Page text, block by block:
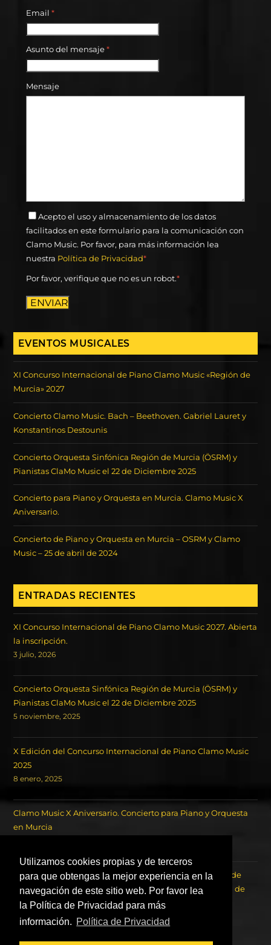
Utilizamos cookies propias y de terceros
para que obtengas la mejor experiencia en la
navegación de este sitio web. Por favor lea
la Política de Privacidad para más
información. Política de Privacidad
Email *
Asunto del mensaje*
Mensaje
Acepto el uso y almacenamiento de los datos
facilitados en este formulario para la comunicación con
Clamo Music. Por favor, para más información lea
nuestra Política de Privacidad*
Por favor, verifique que no es un robot.*
ENVIAR
EVENTOS MUSICALES
XI Concurso Internacional de Piano Clamo Music «Región de
Murcia» 2027
Concierto Clamo Music. Bach – Beethoven. Gabriel Lauret y
Konstantinos Destounis
Concierto Orquesta Sinfónica Región de Murcia (ÖSRM) y
Pianistas ClaMo Music el 22 de Diciembre 2025
Concierto para Piano y Orquesta en Murcia. Clamo Music X
Aniversario.
Concierto de Piano y Orquesta en Murcia – OSRM y Clamo
Music – 25 de abril de 2024
ENTRADAS RECIENTES
XI Concurso Internacional de Piano Clamo Music 2027. Abierta
la inscripción.
3 julio, 2026
Concierto Orquesta Sinfónica Región de Murcia (ÖSRM) y
Pianistas ClaMo Music el 22 de Diciembre 2025
5 noviembre, 2025
X Edición del Concurso Internacional de Piano Clamo Music
2025
8 enero, 2025
Clamo Music X Aniversario. Concierto para Piano y Orquesta
en Murcia
Concierto de los Ganadores del Concurso Internacional de
Piano Clamo Music y la Orquesta Sinfónica de la Región de
Murcia OSRM.
22 agosto, 2023